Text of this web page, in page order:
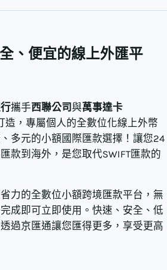
、便宜的線上外匯平
攜手西聯公司與萬事達卡
造，專屬個人的全數位化線上外幣
多元的小額國際匯款選擇！讓您24
款到海外，是您取代SWIFT匯款的
力的全數位小額跨境匯款平台，無
成即可立即使用。快速、安全、低
過京匯通讓您匯得更多，享受更高